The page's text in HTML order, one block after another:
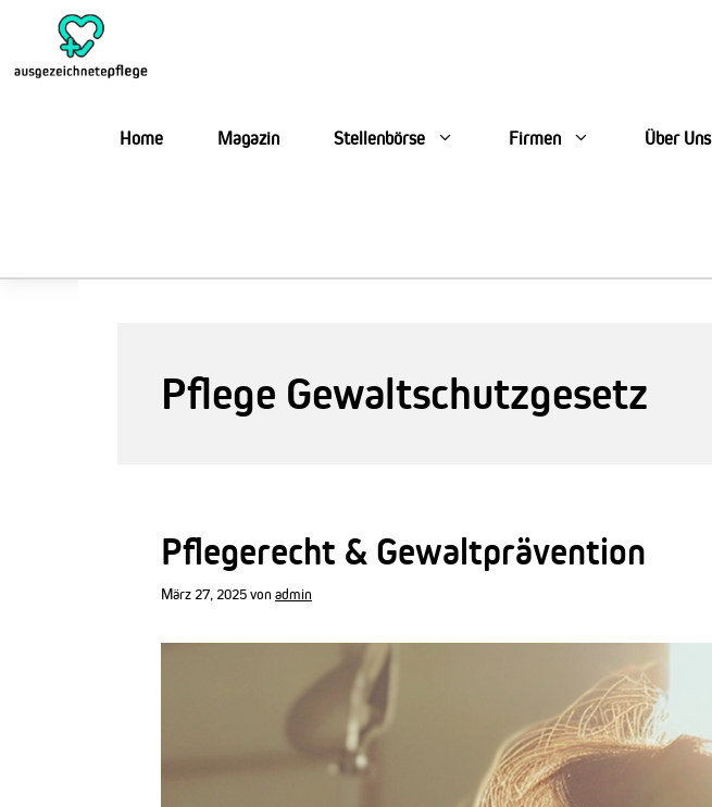
springen
Home Magazin Stellenbörse Firmen Über Uns
Pflege Gewaltschutzgesetz
Pflegerecht & Gewaltprävention
März 27, 2025von admin